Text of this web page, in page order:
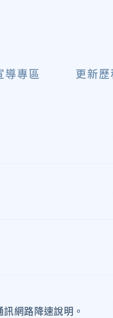
導專區 更新歷
網路降速說明。